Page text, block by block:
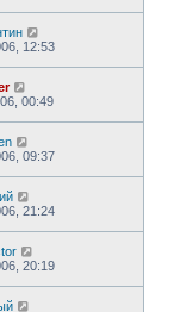
12:53
00:49
09:37
21:24
20:19